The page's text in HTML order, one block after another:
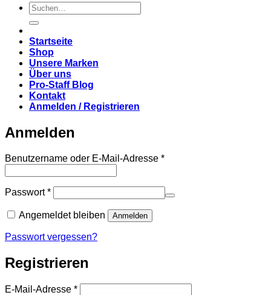
Suchen
nach:
Startseite
Shop
Unsere Marken
Über uns
Pro-Staff Blog
Kontakt
Anmelden / Registrieren
Anmelden
Benutzername oder E-Mail-Adresse *Erforderlich
Passwort*Erforderlich
Angemeldet bleiben Anmelden
Passwort vergessen?
Registrieren
E-Mail-Adresse *Erforderlich